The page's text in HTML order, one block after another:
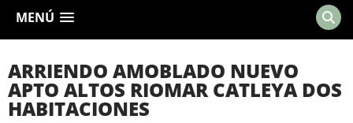
MENÚ
ARRIENDO AMOBLADO NUEVO
APTO ALTOS RIOMAR CATLEYA DOS
HABITACIONES